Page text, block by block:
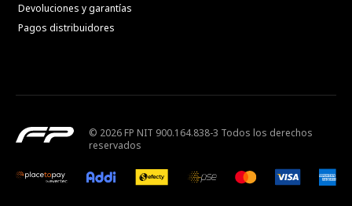
Devoluciones y garantías
Pagos distribuidores
© 2026 FP NIT 900.164.838-3 Todos los derechos
reservados